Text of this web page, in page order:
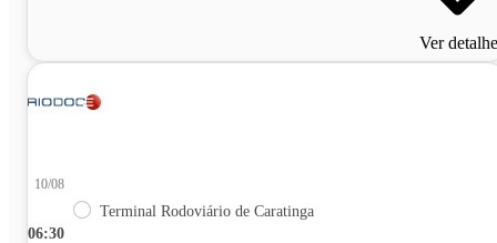
Ver
06:30
10/08
Terminal Rodoviário de Caratinga